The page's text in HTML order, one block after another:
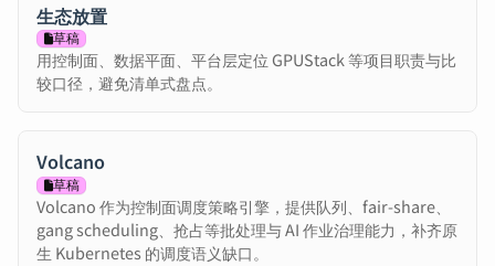
生态放置
草稿
用控制面、数据平面、平台层定位 GPUStack 等项目职责与比
较口径，避免清单式盘点。
Volcano
草稿
Volcano 作为控制面调度策略引擎，提供队列、fair-share、
gang scheduling、抢占等批处理与 AI 作业治理能力，补齐原
生 Kubernetes 的调度语义缺口。